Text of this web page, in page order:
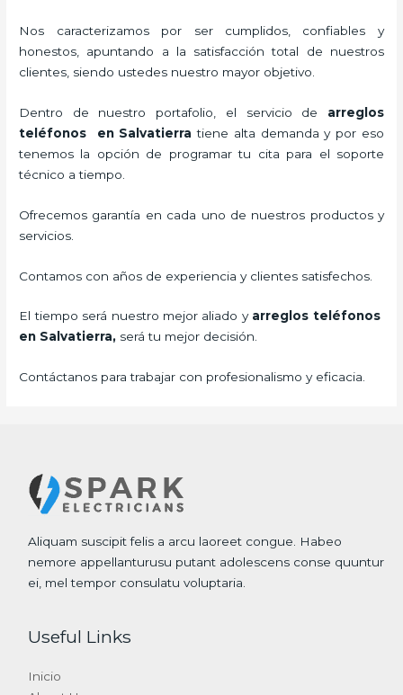
Nos caracterizamos por ser cumplidos, confiables y
honestos, apuntando a la satisfacción total de nuestros
clientes, siendo ustedes nuestro mayor objetivo.
Dentro de nuestro portafolio, el servicio de arreglos
teléfonos en Salvatierra tiene alta demanda y por eso
tenemos la opción de programar tu cita para el soporte
técnico a tiempo.
Ofrecemos garantía en cada uno de nuestros productos y
servicios.
Contamos con años de experiencia y clientes satisfechos.
El tiempo será nuestro mejor aliado y arreglos teléfonos
en Salvatierra, será tu mejor decisión.
Contáctanos para trabajar con profesionalismo y eficacia.
Aliquam suscipit felis a arcu laoreet congue. Habeo
nemore appellanturusu putant adolescens conse quuntur
ei, mel tempor consulatu voluptaria.
Useful Links
Inicio